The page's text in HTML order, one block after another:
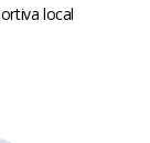
local